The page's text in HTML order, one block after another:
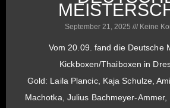
September 21, 2025 Keine
Vom 20.09. fand die Deutsche
Kickboxen/Thaiboxen in
Gold: Laila Plancic, Kaja Schulze,
Machotka, Julius Bachmeyer-